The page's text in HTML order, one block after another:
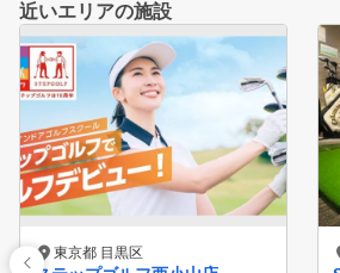
近いエリアの施設
東京都 目黒区